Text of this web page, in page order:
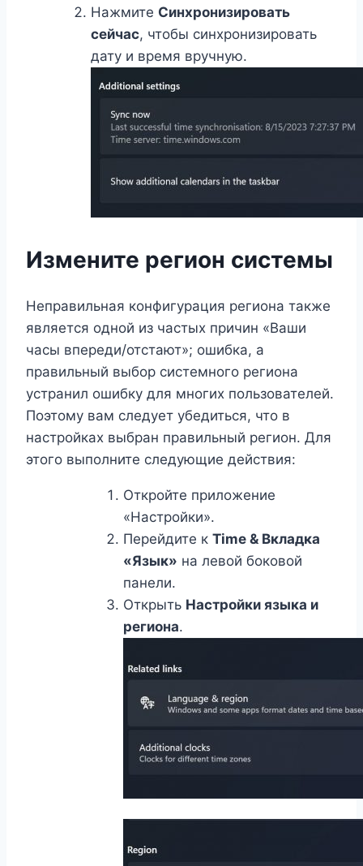
Нажмите Синхронизировать
сейчас, чтобы синхронизировать
дату и время вручную.
Измените регион системы
Неправильная конфигурация региона также
является одной из частых причин «Ваши
часы впереди/отстают»; ошибка, а
правильный выбор системного региона
устранил ошибку для многих пользователей.
Поэтому вам следует убедиться, что в
настройках выбран правильный регион. Для
этого выполните следующие действия:
Откройте приложение
«Настройки».
Перейдите к Time & Вкладка
«Язык» на левой боковой
панели.
Открыть Настройки языка и
региона.